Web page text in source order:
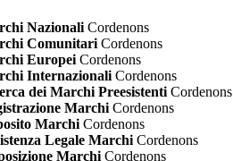
NazionaliCordenons
ComunitariCordenons
EuropeiCordenons
InternazionaliCordenons
dei Marchi PreesistentiCordenons
MarchiCordenons
MarchiCordenons
Legale MarchiCordenons
MarchiCordenons